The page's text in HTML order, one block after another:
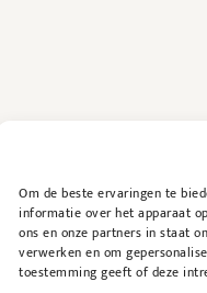
Om de beste ervaringen te
informatie over het apparaat
ons en onze partners in staat
verwerken en om
toestemming geeft of deze